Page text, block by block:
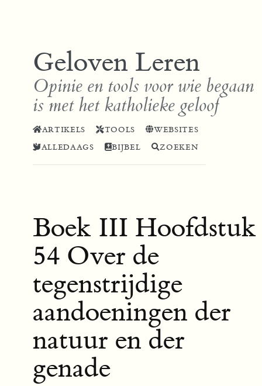
Geloven Leren
Opinie en tools voor wie begaan
is met het katholieke geloof
ARTIKELS TOOLS
WEBSITES
ALLEDAAGS
BIJBEL ZOEKEN
Boek III Hoofdstuk
54 Over de
tegenstrijdige
aandoeningen der
natuur en der
genade